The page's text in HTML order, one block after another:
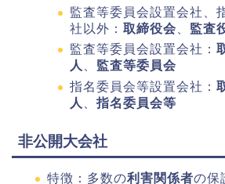
監査等委員会設置会社、
社以外： 取締役会
監査
監査等委員会設置会社：
人
監査等委員会
指名委員会等設置会社：
人
指名委員会等
非公開大会社
特徴：多数の利害関係者の保